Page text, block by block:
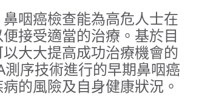
咽癌檢查能為⾼危⼈⼠在
接受適當的治療。基於目
⼤⼤提⾼成功治療機會的
序技術進行的早期鼻咽癌
的風險及自身健康狀況。